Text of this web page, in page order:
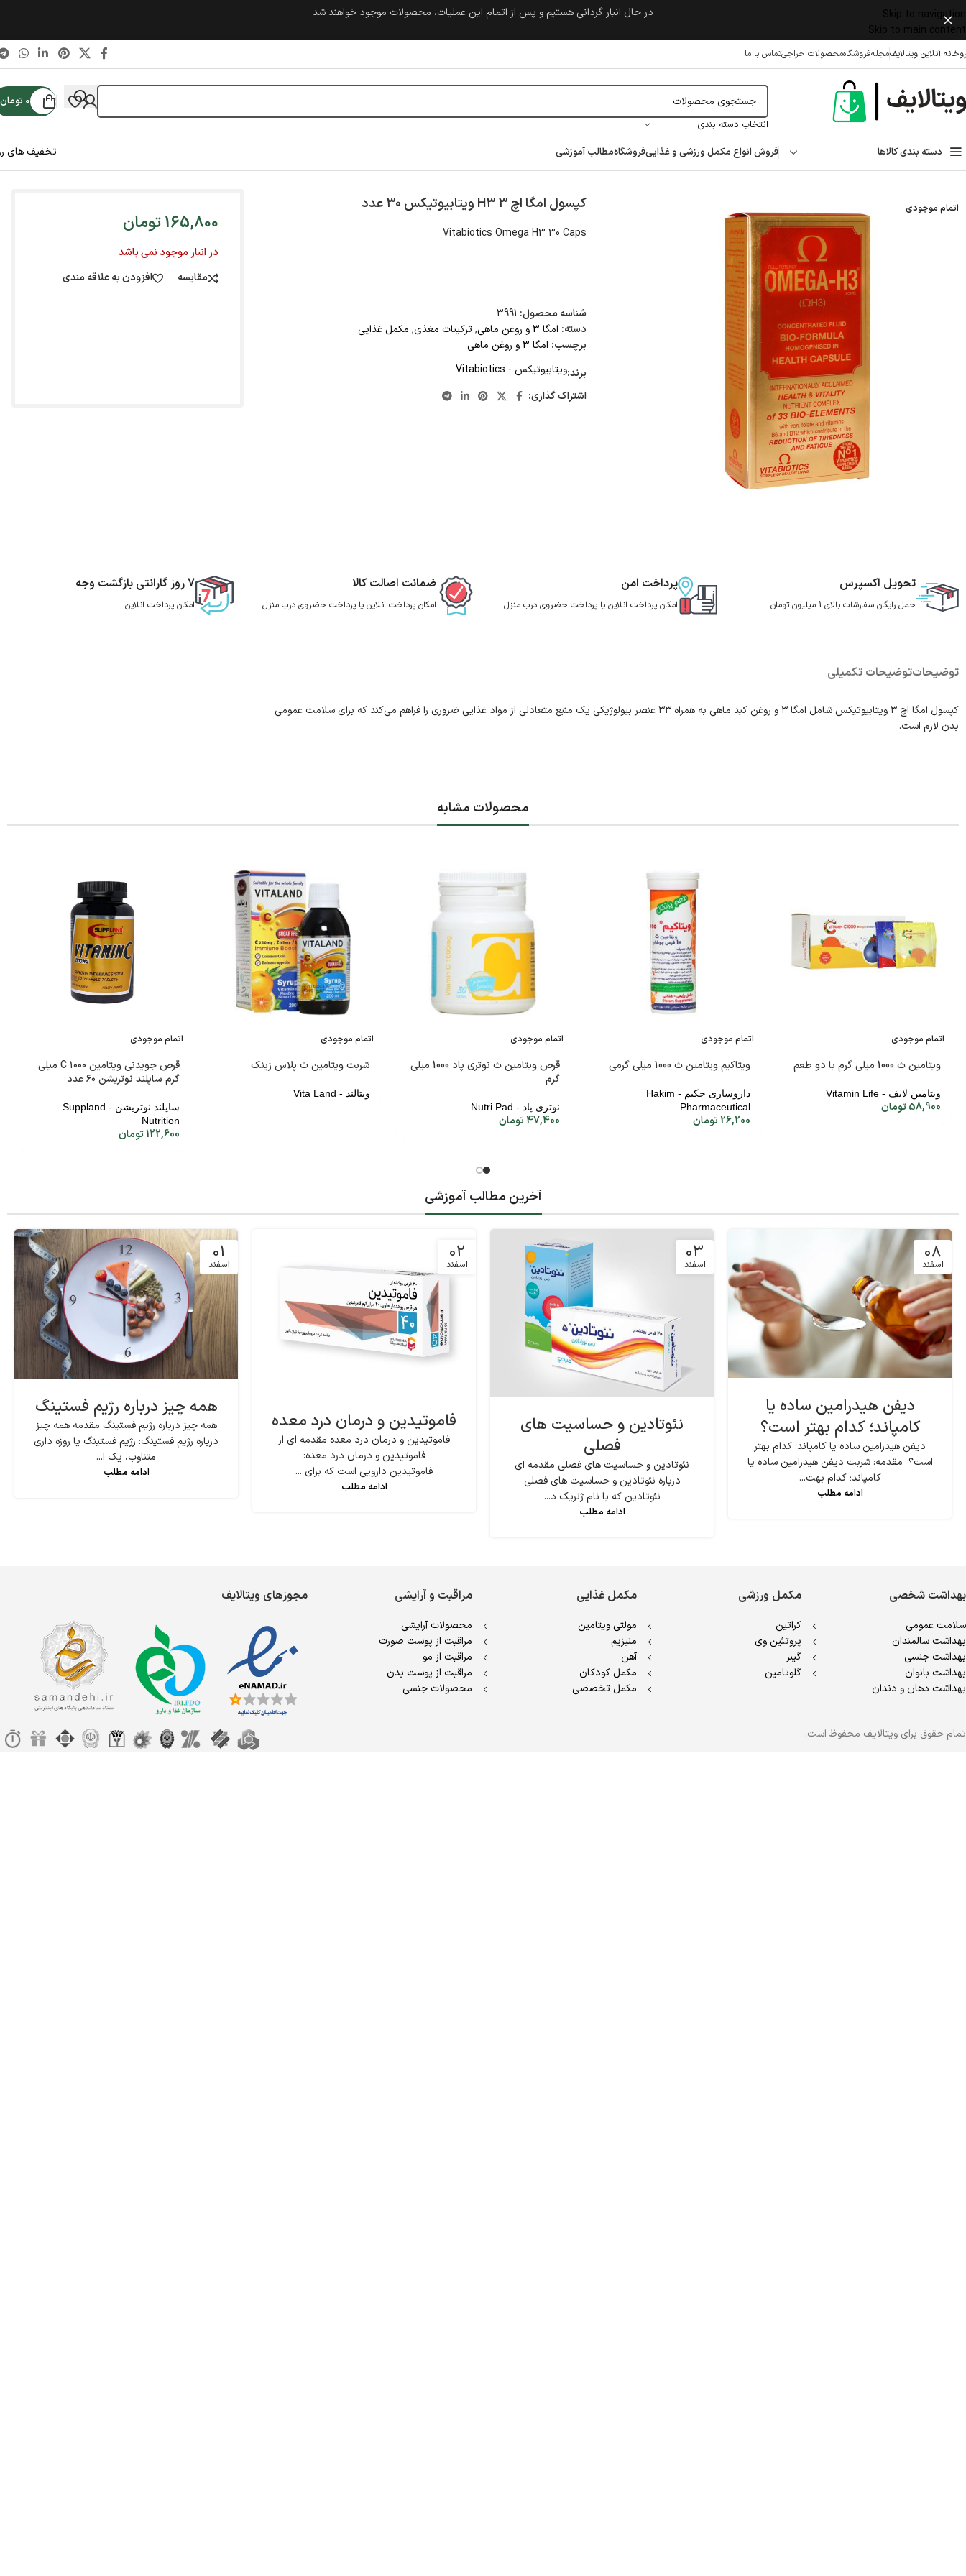
Skip to navigation
Skip to main content
در حال انبار گردانی هستیم و پس از اتمام این عملیات، محصولات موجود خواهند شد
آنلاین ویتالایفمجلهفروشگاهمحصولات حراجیتماس با ما
انتخاب دسته بندی
0 تومان
دسته بندی کالاها فروش انواع مکمل ورزشی و غذاییفروشگاهمطالب آموزشی
تخفیف های
اتمام موجودی کپسول امگا اچ ۳ H۳ ویتابیوتیکس ۳۰ عدد
Vitabiotics Omega H3 30 Caps
شناسه محصول: 3991
دسته: امگا 3 و روغن ماهی , ترکیبات مغذی, مکمل غذایی
برچسب: امگا 3 و روغن ماهی
برند:ویتابیوتیکس - Vitabiotics
اشتراک گذاری:
165,800تومان
در انبار موجود نمی باشد
مقایسه
افزودن به علاقه مندی
تحویل اکسپرس
حمل رایگان سفارشات بالای 1 میلیون تومان
پرداخت امن
امکان پرداخت انلاین یا پرداخت حضروی درب منزل
ضمانت اصالت کالا
امکان پرداخت انلاین یا پرداخت حضروی درب منزل
7 روز گارانتی بازگشت وجه
امکان پرداخت انلاین
توضیحاتتوضیحات تکمیلی
کپسول امگا اچ ۳ ویتابیوتیکس شامل امگا ۳ و روغن کبد ماهی به همراه ۳۳ عنصر بیولوژیکی یک منبع متعادلی از مواد غذایی ضروری را فراهم می‌کند که برای سلامت عمومی
بدن لازم است.
محصولات مشابه
اتمام موجودی
ویتامین ث 1000 میلی گرم با دو طعم
ویتامین لایف - Vitamin Life
58,900تومان
اتمام موجودی
ویتاکیم ویتامین ث 1000 میلی گرمی
داروسازی حکیم - Hakim
Pharmaceutical
26,200تومان
اتمام موجودی
قرص ویتامین ث نوتری پاد 1000 میلی
گرم
نوتری پاد - Nutri Pad
47,400تومان
اتمام موجودی
شربت ویتامین ث پلاس زینک
ویتالند - Vita Land
اتمام موجودی
قرص جویدنی ویتامین C ۱۰۰۰ میلی
گرم ساپلند نوتریشن ۶۰ عدد
ساپلند نوتریشن - Suppland
Nutrition
122,600تومان
آخرین مطالب آموزشی
08
اسفند
دیفن هیدرامین ساده یا
کامپاند؛ کدام بهتر است؟
دیفن هیدرامین ساده یا کامپاند؛ کدام بهتر
است؟ مقدمه: شربت دیفن هیدرامین ساده یا
کامپاند؛ کدام بهت...
ادامه مطلب
03
اسفند
نئوتادین و حساسیت های
فصلی
نئوتادین و حساسیت های فصلی مقدمه ای
درباره نئوتادین و حساسیت های فصلی
نئوتادین که با نام ژنریک د...
ادامه مطلب
02
اسفند
فاموتیدین و درمان درد معده
فاموتیدین و درمان درد معده مقدمه ای از
فاموتیدین و درمان درد معده:
فاموتیدین دارویی است که برای ...
ادامه مطلب
01
اسفند
همه چیز درباره رژیم فستینگ
همه چیز درباره رژیم فستینگ مقدمه همه چیز
درباره رژیم فستینگ: رژیم فستینگ یا روزه داری
متناوب، یک ا...
ادامه مطلب
بهداشت شخصی
سلامت عمومی
بهداشت سالمندان
بهداشت جنسی
بهداشت بانوان
بهداشت دهان و دندان
مکمل ورزشی
کراتین
پروتئین وی
گینر
گلوتامین
مکمل غذایی
مولتی ویتامین
منیزیم
آهن
مکمل کودکان
مکمل تخصصی
مراقبت و آرایشی
محصولات آرایشی
مراقبت از پوست صورت
مراقبت از مو
مراقبت از پوست بدن
محصولات جنسی
مجوزهای ویتالایف
تمام حقوق برای ویتالایف محفوظ است.